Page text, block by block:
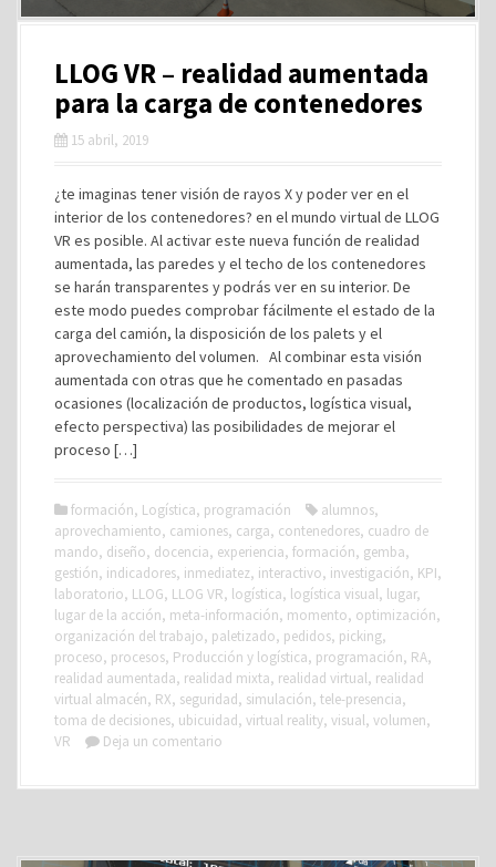
LLOG VR – realidad aumentada
para la carga de contenedores
15 abril, 2019
¿te imaginas tener visión de rayos X y poder ver en el
interior de los contenedores? en el mundo virtual de LLOG
VR es posible. Al activar este nueva función de realidad
aumentada, las paredes y el techo de los contenedores
se harán transparentes y podrás ver en su interior. De
este modo puedes comprobar fácilmente el estado de la
carga del camión, la disposición de los palets y el
aprovechamiento del volumen. Al combinar esta visión
aumentada con otras que he comentado en pasadas
ocasiones (localización de productos, logística visual,
efecto perspectiva) las posibilidades de mejorar el
proceso […]
formación, Logística, programación alumnos,
aprovechamiento, camiones, carga, contenedores, cuadro de
mando, diseño, docencia, experiencia, formación, gemba,
gestión, indicadores, inmediatez, interactivo, investigación, KPI,
laboratorio, LLOG, LLOG VR, logística, logística visual, lugar,
lugar de la acción, meta-información, momento, optimización,
organización del trabajo, paletizado, pedidos, picking,
proceso, procesos, Producción y logística, programación, RA,
realidad aumentada, realidad mixta, realidad virtual, realidad
virtual almacén, RX, seguridad, simulación, tele-presencia,
toma de decisiones, ubicuidad, virtual reality, visual, volumen,
VR
Deja un comentario